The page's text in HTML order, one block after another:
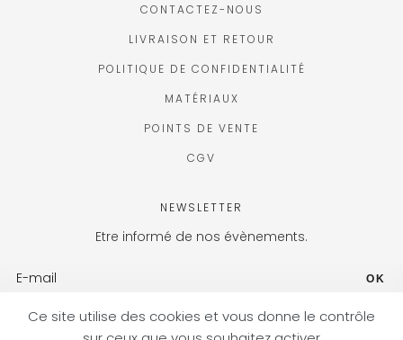
CONTACTEZ-NOUS
LIVRAISON ET RETOUR
POLITIQUE DE CONFIDENTIALITÉ
MATÉRIAUX
POINTS DE VENTE
CGV
NEWSLETTER
Etre informé de nos évènements.
OK